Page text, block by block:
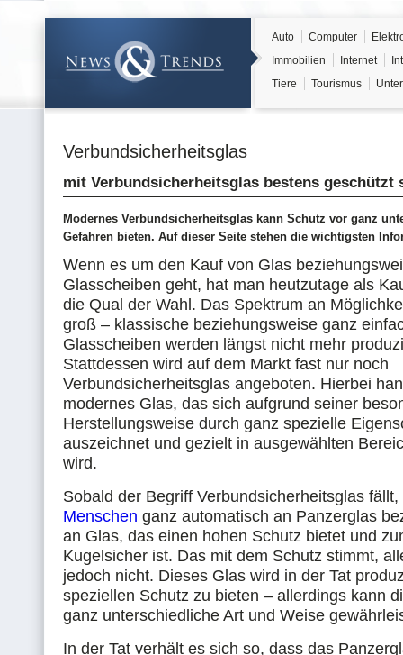
Auto Computer
Immobilien
Internet
Tiere
Tourismus
Verbundsicherheitsglas
mit Verbundsicherheitsglas bestens geschützt
Modernes Verbundsicherheitsglas kann Schutz vor ganz
Gefahren bieten. Auf dieser Seite stehen die wichtigsten
Wenn es um den Kauf von Glas
Glasscheiben geht, hat man heutzutage als
die Qual der Wahl. Das Spektrum an
groß – klassische beziehungsweise ganz
Glasscheiben werden längst nicht mehr
Stattdessen wird auf dem Markt fast nur noch
Verbundsicherheitsglas angeboten. Hierbei
modernes Glas, das sich aufgrund seiner
Herstellungsweise durch ganz spezielle
auszeichnet und gezielt in ausgewählten
wird.
Sobald der Begriff Verbundsicherheitsglas
Menschen ganz automatisch an Panzerglas
an Glas, das einen hohen Schutz bietet und
Kugelsicher ist. Das mit dem Schutz stimmt,
jedoch nicht. Dieses Glas wird in der Tat
speziellen Schutz zu bieten – allerdings kann
ganz unterschiedliche Art und Weise
In der Tat verhält es sich so, dass das